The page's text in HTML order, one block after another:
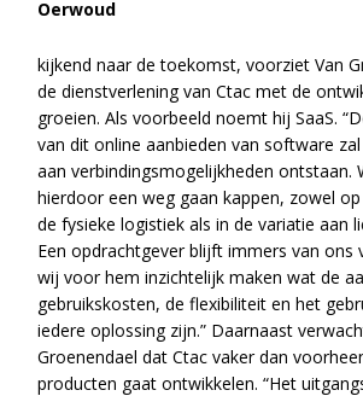
Oerwoud
kijkend naar de toekomst, voorziet Van
de dienstverlening van Ctac met de
groeien. Als voorbeeld noemt hij SaaS.
van dit online aanbieden van software
aan verbindingsmogelijkheden ontstaan.
hierdoor een weg gaan kappen, zowel
de fysieke logistiek als in de variatie aan
Een opdrachtgever blijft immers van ons
wij voor hem inzichtelijk maken wat de
gebruikskosten, de flexibiliteit en het
iedere oplossing zijn.” Daarnaast
Groenendael dat Ctac vaker dan
producten gaat ontwikkelen. “Het